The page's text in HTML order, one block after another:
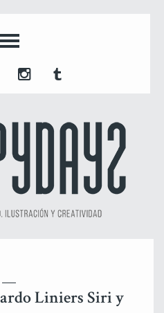
Liniers Siri y